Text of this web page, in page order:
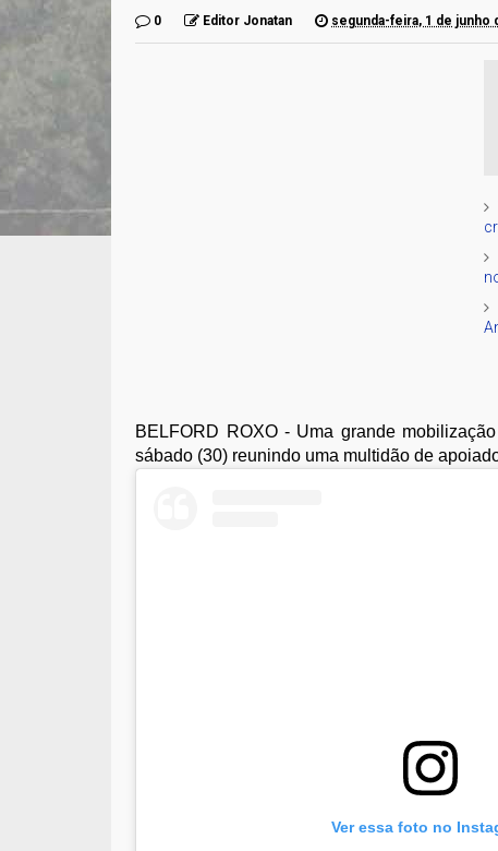
0 Editor Jonatan segunda-feira, 1 de junho
BELFORD ROXO - Uma grande
sábado (30) reunindo uma multidão de
Ver essa foto no